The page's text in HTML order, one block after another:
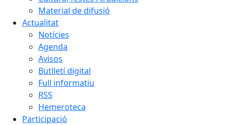
Material de difusió
Actualitat
Notícies
Agenda
Avisos
Butlletí digital
Full informatiu
RSS
Hemeroteca
Participació